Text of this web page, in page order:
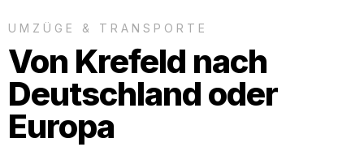
UMZÜGE & TRANSPORTE
Von Krefeld nach
Deutschland oder
Europa